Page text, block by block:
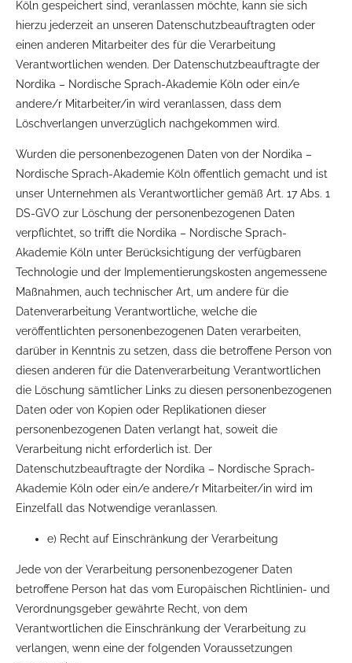
Köln gespeichert sind, veranlassen möchte, kann sie sich
hierzu jederzeit an unseren Datenschutzbeauftragten oder
einen anderen Mitarbeiter des für die Verarbeitung
Verantwortlichen wenden. Der Datenschutzbeauftragte der
Nordika – Nordische Sprach-Akademie Köln oder ein/e
andere/r Mitarbeiter/in wird veranlassen, dass dem
Löschverlangen unverzüglich nachgekommen wird.
Wurden die personenbezogenen Daten von der Nordika –
Nordische Sprach-Akademie Köln öffentlich gemacht und ist
unser Unternehmen als Verantwortlicher gemäß Art. 17 Abs. 1
DS-GVO zur Löschung der personenbezogenen Daten
verpflichtet, so trifft die Nordika – Nordische Sprach-
Akademie Köln unter Berücksichtigung der verfügbaren
Technologie und der Implementierungskosten angemessene
Maßnahmen, auch technischer Art, um andere für die
Datenverarbeitung Verantwortliche, welche die
veröffentlichten personenbezogenen Daten verarbeiten,
darüber in Kenntnis zu setzen, dass die betroffene Person von
diesen anderen für die Datenverarbeitung Verantwortlichen
die Löschung sämtlicher Links zu diesen personenbezogenen
Daten oder von Kopien oder Replikationen dieser
personenbezogenen Daten verlangt hat, soweit die
Verarbeitung nicht erforderlich ist. Der
Datenschutzbeauftragte der Nordika – Nordische Sprach-
Akademie Köln oder ein/e andere/r Mitarbeiter/in wird im
Einzelfall das Notwendige veranlassen.
e) Recht auf Einschränkung der Verarbeitung
Jede von der Verarbeitung personenbezogener Daten
betroffene Person hat das vom Europäischen Richtlinien- und
Verordnungsgeber gewährte Recht, von dem
Verantwortlichen die Einschränkung der Verarbeitung zu
verlangen, wenn eine der folgenden Voraussetzungen